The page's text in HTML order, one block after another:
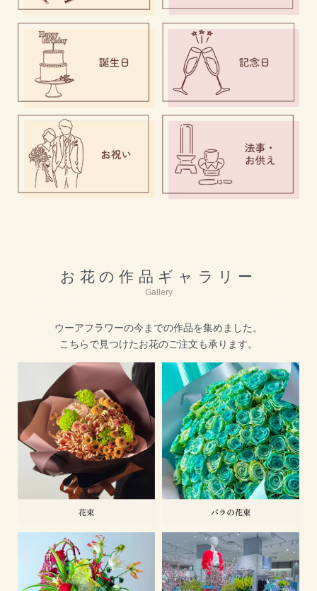
お花の作品ギャラリー
Gallery
ウーアフラワーの今までの作品を集めました。
こちらで見つけたお花のご注文も承ります。